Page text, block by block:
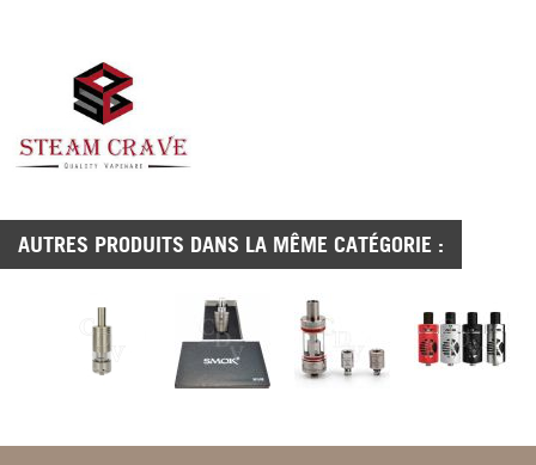
AUTRES PRODUITS DANS LA MÊME CATÉGORIE :